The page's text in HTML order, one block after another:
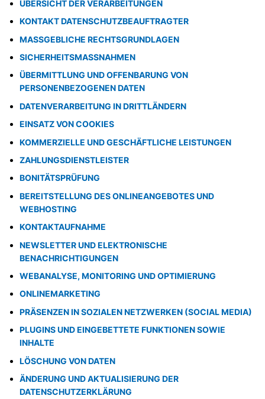
ÜBERSICHT DER VERARBEITUNGEN
KONTAKT DATENSCHUTZBEAUFTRAGTER
MASSGEBLICHE RECHTSGRUNDLAGEN
SICHERHEITSMASSNAHMEN
ÜBERMITTLUNG UND OFFENBARUNG VON
PERSONENBEZOGENEN DATEN
DATENVERARBEITUNG IN DRITTLÄNDERN
EINSATZ VON COOKIES
KOMMERZIELLE UND GESCHÄFTLICHE LEISTUNGEN
ZAHLUNGSDIENSTLEISTER
BONITÄTSPRÜFUNG
BEREITSTELLUNG DES ONLINEANGEBOTES UND
WEBHOSTING
KONTAKTAUFNAHME
NEWSLETTER UND ELEKTRONISCHE
BENACHRICHTIGUNGEN
WEBANALYSE, MONITORING UND OPTIMIERUNG
ONLINEMARKETING
PRÄSENZEN IN SOZIALEN NETZWERKEN (SOCIAL MEDIA)
PLUGINS UND EINGEBETTETE FUNKTIONEN SOWIE
INHALTE
LÖSCHUNG VON DATEN
ÄNDERUNG UND AKTUALISIERUNG DER
DATENSCHUTZERKLÄRUNG